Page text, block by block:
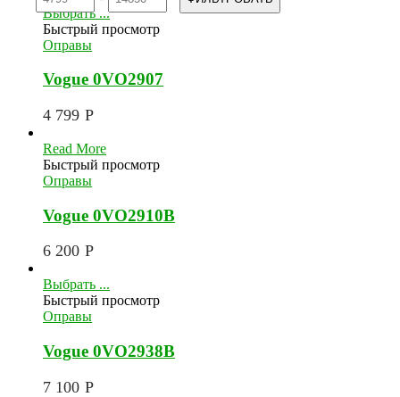
Выбрать ...
Быстрый просмотр
Оправы
Vogue 0VO2907
4 799 Р
Read More
Быстрый просмотр
Оправы
Vogue 0VO2910B
6 200 Р
Выбрать ...
Быстрый просмотр
Оправы
Vogue 0VO2938B
7 100 Р